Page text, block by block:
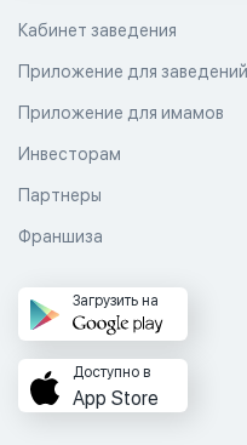
Кабинет заведения
Приложение для заведений
Приложение для имамов
Инвесторам
Партнеры
Франшиза
Загрузить на
Доступно в
App Store